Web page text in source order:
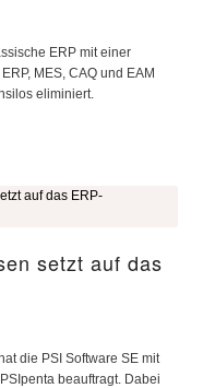
ERP mit einer
MES, CAQ und EAM
eliminiert.
setzt auf das
die PSI Software SE mit
beauftragt. Dabei